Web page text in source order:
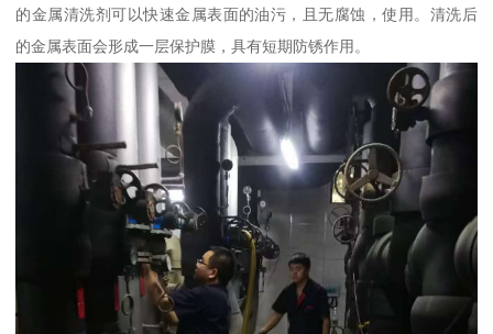
的金属清洗剂可以快速金属表面的油污，且无腐蚀，使用。清洗后
的金属表面会形成一层保护膜，具有短期防锈作用。